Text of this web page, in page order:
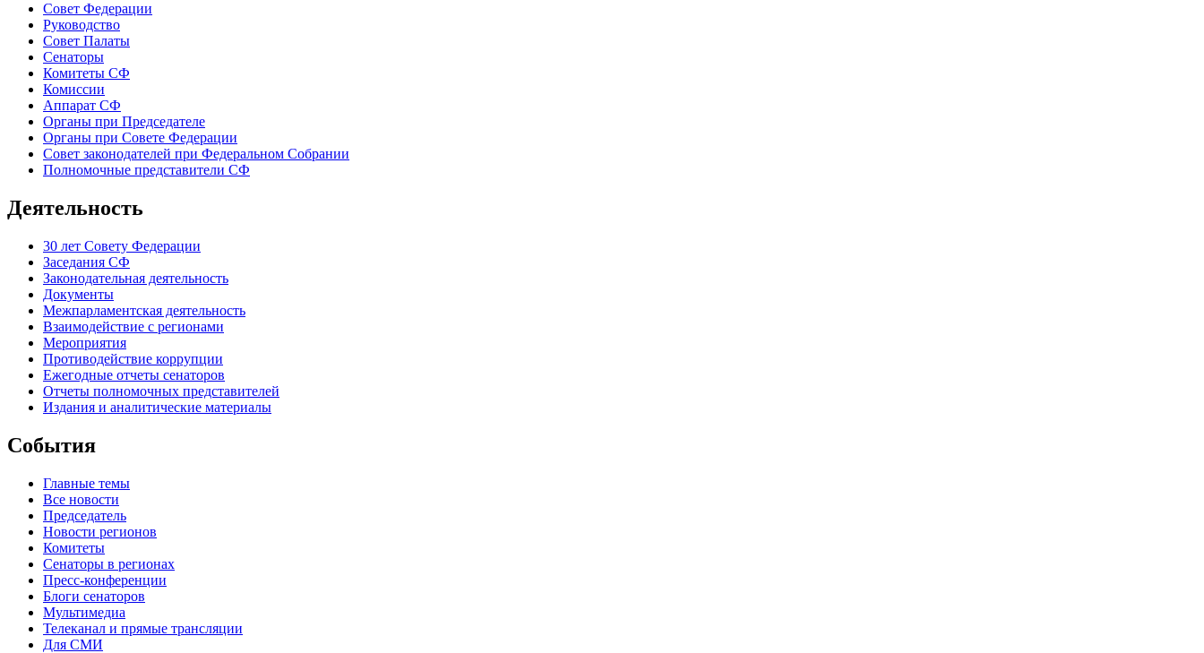
Совет Федерации
Руководство
Совет Палаты
Сенаторы
Комитеты СФ
Комиссии
Аппарат СФ
Органы при Председателе
Органы при Совете Федерации
Совет законодателей при Федеральном Собрании
Полномочные представители СФ
Деятельность
30 лет Совету Федерации
Заседания СФ
Законодательная деятельность
Документы
Межпарламентская деятельность
Взаимодействие с регионами
Мероприятия
Противодействие коррупции
Ежегодные отчеты сенаторов
Отчеты полномочных представителей
Издания и аналитические материалы
События
Главные темы
Все новости
Председатель
Новости регионов
Комитеты
Сенаторы в регионах
Пресс-конференции
Блоги сенаторов
Мультимедиа
Телеканал и прямые трансляции
Для СМИ